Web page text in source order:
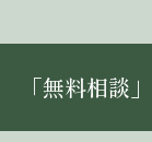
「無料相談